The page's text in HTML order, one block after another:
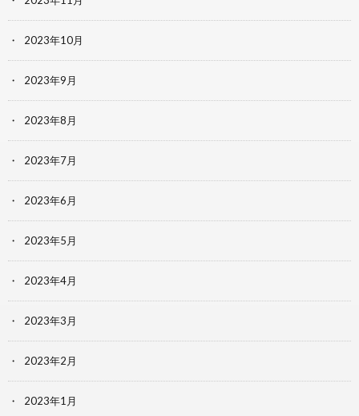
2023年10月
2023年9月
2023年8月
2023年7月
2023年6月
2023年5月
2023年4月
2023年3月
2023年2月
2023年1月